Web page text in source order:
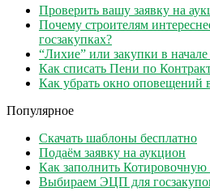
Проверить вашу заявку на
Почему строителям
госзакупках?
“Лихие” или закупки в начале
Как списать Пени по
Как убрать окно
Популярное
Скачать шаблоны бесплатно
Подаём заявку на аукцион
Как заполнить Котировочную
Выбираем ЭЦП для